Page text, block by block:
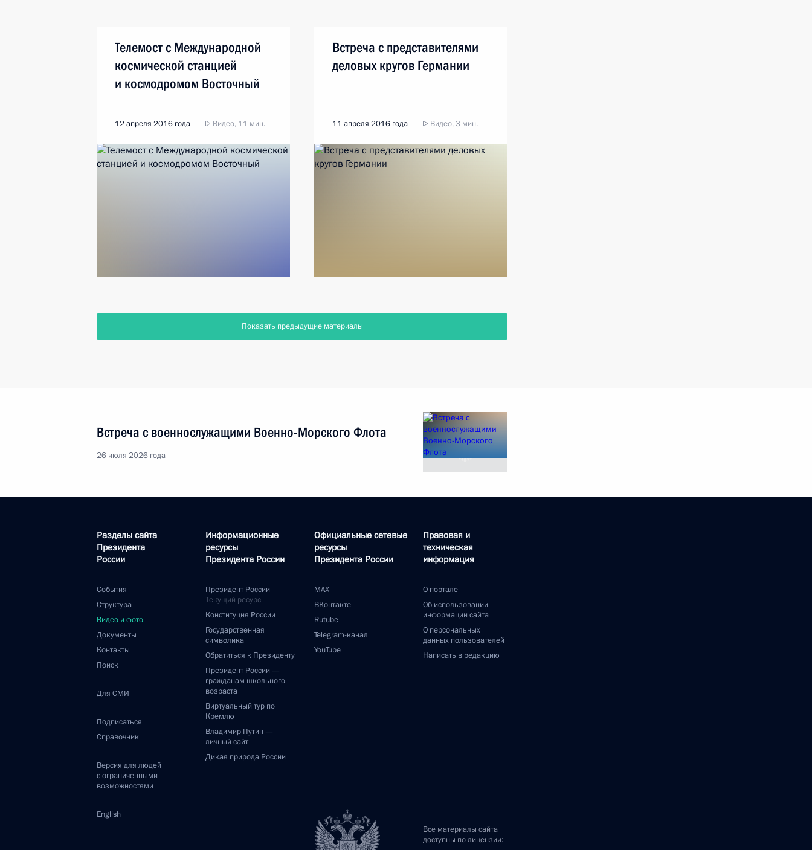
Телемост с Международной
космической станцией
и космодромом Восточный
12 апреля 2016 года Видео, 11 мин.
Встреча с представителями
деловых кругов Германии
11 апреля 2016 года Видео, 3 мин.
Показать предыдущие материалы
Встреча с военнослужащими Военно-Морского Флота
26 июля 2026 года
Разделы сайта
Президента
России
События
Структура
Видео и фото
Документы
Контакты
Поиск
Для СМИ
Подписаться
Справочник
Версия для людей
с ограниченными
возможностями
English
Информационные
ресурсы
Президента России
Президент России
Текущий ресурс
Конституция России
Государственная
символика
Обратиться к Президенту
Президент России —
гражданам школьного
возраста
Виртуальный тур по
Кремлю
Владимир Путин —
личный сайт
Дикая природа России
Официальные сетевые
ресурсы
Президента России
MAX
ВКонтакте
Rutube
Telegram-канал
YouTube
Правовая и
техническая
информация
О портале
Об использовании
информации сайта
О персональных
данных пользователей
Написать в редакцию
Все материалы сайта
доступны по лицензии: